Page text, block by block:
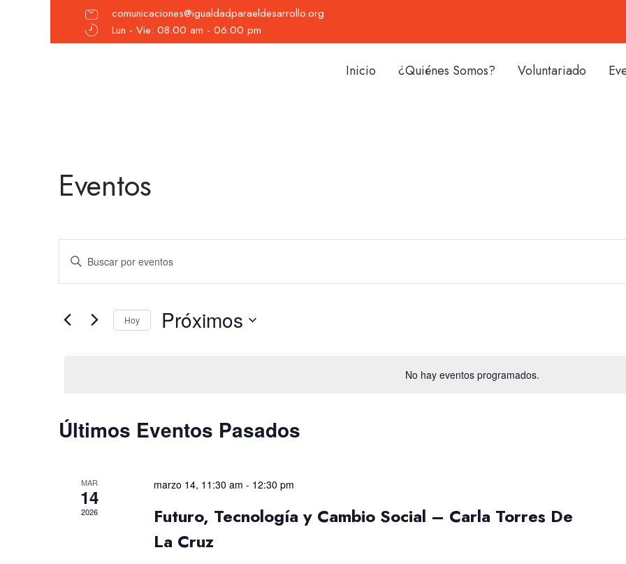
comunicaciones@igualdadparaeldesarrollo.org
Lun - Vie: 08.00 am - 06:00 pm
Inicio ¿Quiénes Somos? Voluntariado
Eventos
No hay eventos programados.
Navegación
de
búsqueda
de
Introduce
clave.
palabra
clave.
Hoy Próximos
Últimos Eventos Pasados
MAR
14
2026
marzo 14, 11:30 am - 12:30 pm
Futuro, Tecnología y Cambio Social – Carla Torres De
La Cruz